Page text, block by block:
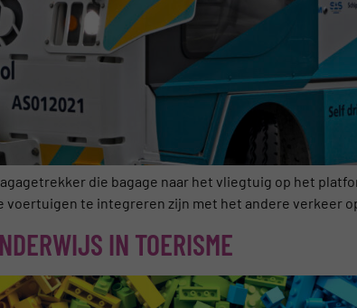
die bagage naar het vliegtuig op het
te integreren zijn met het andere verkeer
IN TOERISME